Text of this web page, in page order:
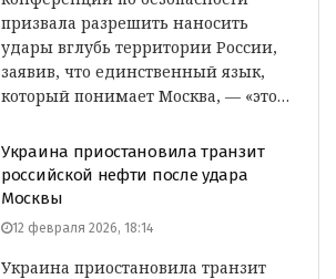
призвала разрешить наносить
удары вглубь территории России,
заявив, что единственный язык,
который понимает Москва, — «это…
Украина приостановила транзит
российской нефти после удара
Москвы
12 февраля 2026, 18:14
Украина приостановила транзит